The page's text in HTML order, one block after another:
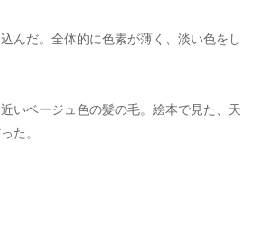
んだ。全体的に色素が薄く、淡い色をし
いベージュ色の髪の毛。絵本で見た、天
た。